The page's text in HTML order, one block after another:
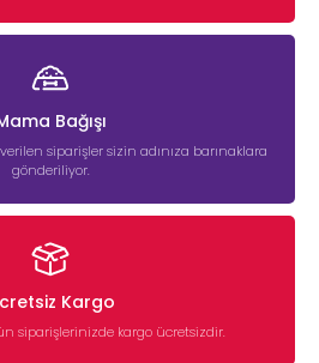
Bağışı
siparişler sizin adınıza barınaklara
gönderiliyor.
Kargo
siparişlerinizde kargo ücretsizdir.